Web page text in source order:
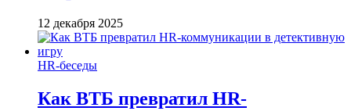
12 декабря 2025
HR-беседы
Как ВТБ превратил HR-